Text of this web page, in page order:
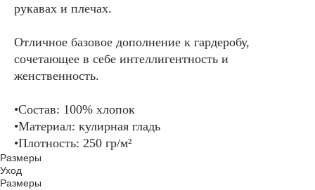
рукавах и плечах.
Отличное базовое дополнение к гардеробу,
сочетающее в себе интеллигентность и
женственность.
•Состав: 100% хлопок
•Материал: кулирная гладь
•Плотность: 250 гр/м²
Размеры
Уход
Размеры